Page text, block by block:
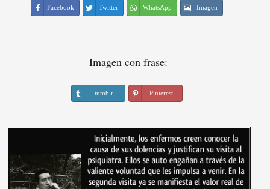
Facebook Twitter WhatsApp Imagen
Imagen con frase:
tumblr Pinterest